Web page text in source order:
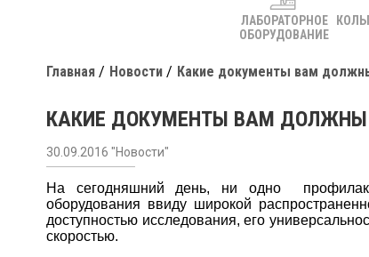
ЛАБОРАТОРНОЕ
ОБОРУДОВАНИЕ
Главная Новости Какие документы вам
КАКИЕ ДОКУМЕНТЫ ВАМ ДОЛЖНЫ
30.09.2016 "Новости"
На сегодняшний день, ни одно
оборудования ввиду широкой
доступностью исследования, его
скоростью.